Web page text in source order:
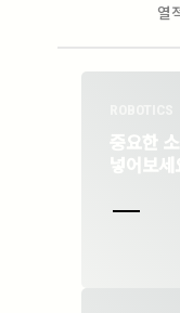
열
중요한
넣어보세